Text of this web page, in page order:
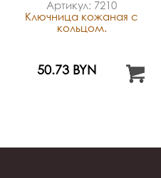
Артикул: 7210
Ключница кожаная с
кольцом.
50.73 BYN